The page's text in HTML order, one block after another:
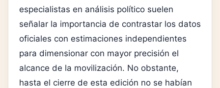
especialistas en análisis político suelen
señalar la importancia de contrastar los datos
oficiales con estimaciones independientes
para dimensionar con mayor precisión el
alcance de la movilización. No obstante,
hasta el cierre de esta edición no se habían